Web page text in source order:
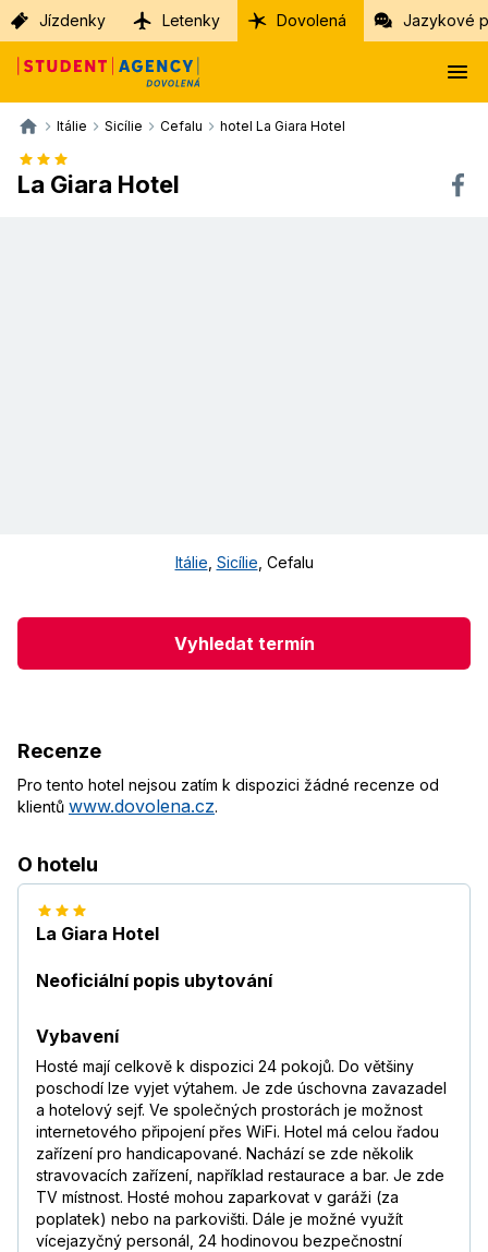
Jízdenky Letenky Dovolená Jazykové
Itálie Sicílie Cefalu hotel La Giara Hotel
La Giara Hotel
Itálie Sicílie Cefalu
Vyhledat termín
Recenze
Pro tento hotel nejsou zatím k dispozici žádné recenze od
klientů www.dovolena.cz.
O hotelu
La Giara Hotel
Neoficiální popis ubytování
Vybavení
Hosté mají celkově k dispozici 24 pokojů. Do většiny
poschodí lze vyjet výtahem. Je zde úschovna zavazadel
a hotelový sejf. Ve společných prostorách je možnost
internetového připojení přes WiFi. Hotel má celou řadou
zařízení pro handicapované. Nachází se zde několik
stravovacích zařízení, například restaurace a bar. Je zde
TV místnost. Hosté mohou zaparkovat v garáži (za
poplatek) nebo na parkovišti. Dále je možné využít
vícejazyčný personál, 24 hodinovou bezpečnostní